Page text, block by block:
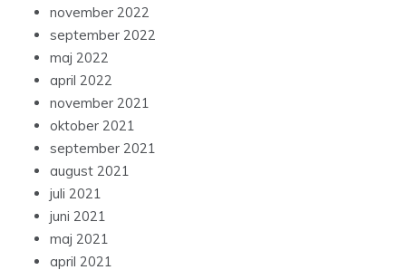
november 2022
september 2022
maj 2022
april 2022
november 2021
oktober 2021
september 2021
august 2021
juli 2021
juni 2021
maj 2021
april 2021